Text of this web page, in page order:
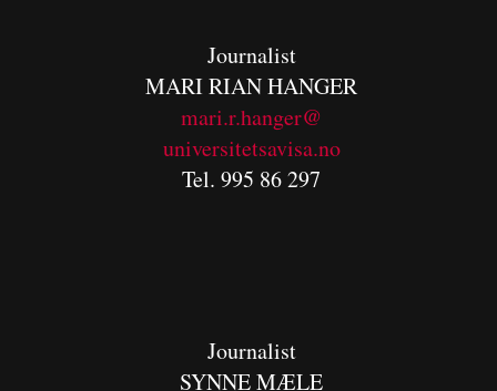
Journalist
MARI RIAN HANGER
mari.r.hanger@
universitetsavisa.no
Tel. 995 86 297
Journalist
SYNNE MÆLE